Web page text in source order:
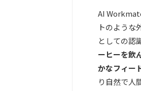
AI
トのような
としての認
ーヒーを飲
かなフィー
り自然で人